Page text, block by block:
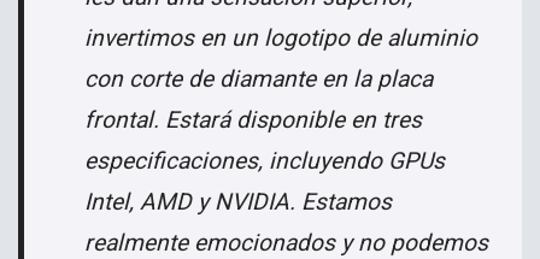
invertimos en un logotipo de aluminio
con corte de diamante en la placa
frontal. Estará disponible en tres
especificaciones, incluyendo GPUs
Intel, AMD y NVIDIA. Estamos
realmente emocionados y no podemos